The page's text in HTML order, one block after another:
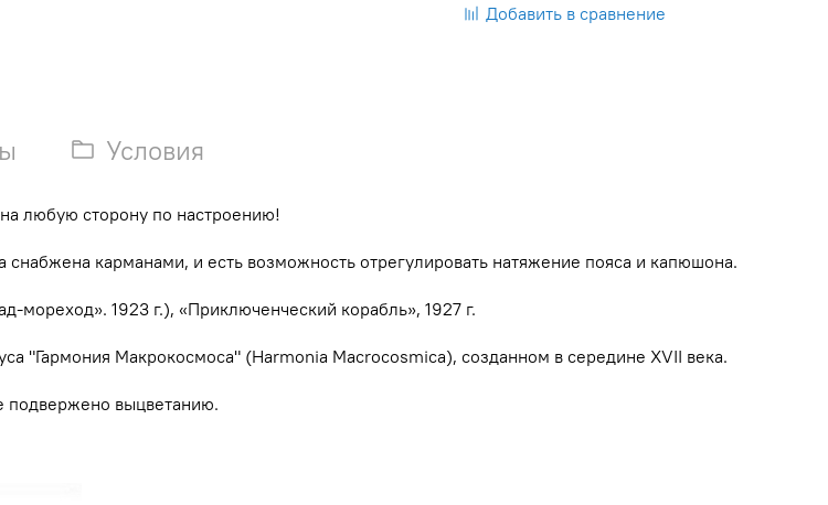
Добавить в сравнение
Условия
любую сторону по настроению!
карманами, и есть возможность отрегулировать натяжение пояса и капюшона.
1923 г.), «Приключенческий корабль», 1927 г.
"Гармония Макрокосмоса" (Harmonia Macrocosmica), созданном в середине XVII века.
подвержено выцветанию.